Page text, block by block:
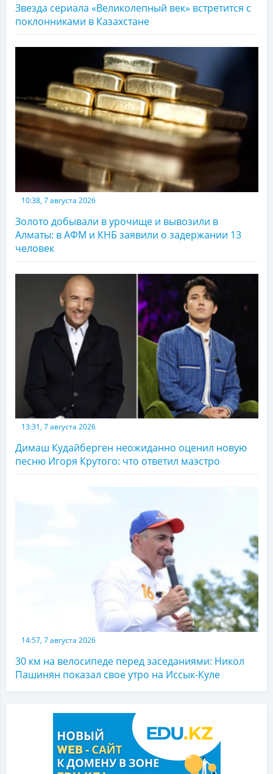
Звезда сериала «Великолепный век» встретится с
поклонниками в Казахстане
10:38, 7 августа 2026
Золото добывали в урочище и вывозили в
Алматы: в АФМ и КНБ заявили о задержании 13
человек
13:31, 7 августа 2026
Димаш Кудайберген неожиданно оценил новую
песню Игоря Крутого: что ответил маэстро
14:57, 7 августа 2026
30 км на велосипеде перед заседаниями: Никол
Пашинян показал свое утро на Иссык-Куле